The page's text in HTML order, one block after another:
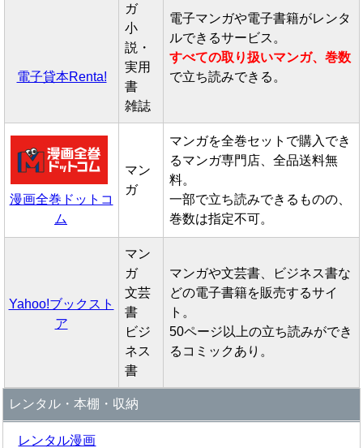
電子貸本Renta!
ガ
小
説・
実用
書
雑誌
電子マンガや電子書籍がレンタ
ルできるサービス。
すべての取り扱いマンガ、巻数
で立ち読みできる。
漫画全巻ドットコ
ム
マン
ガ
マンガを全巻セットで購入でき
るマンガ専門店、全品送料無
料。
一部で立ち読みできるものの、
巻数は指定不可。
Yahoo!ブックスト
ア
マン
ガ
文芸
書
ビジ
ネス
書
マンガや文芸書、ビジネス書な
どの電子書籍を販売するサイ
ト。
50ページ以上の立ち読みができ
るコミックあり。
レンタル・本棚・収納
レンタル漫画